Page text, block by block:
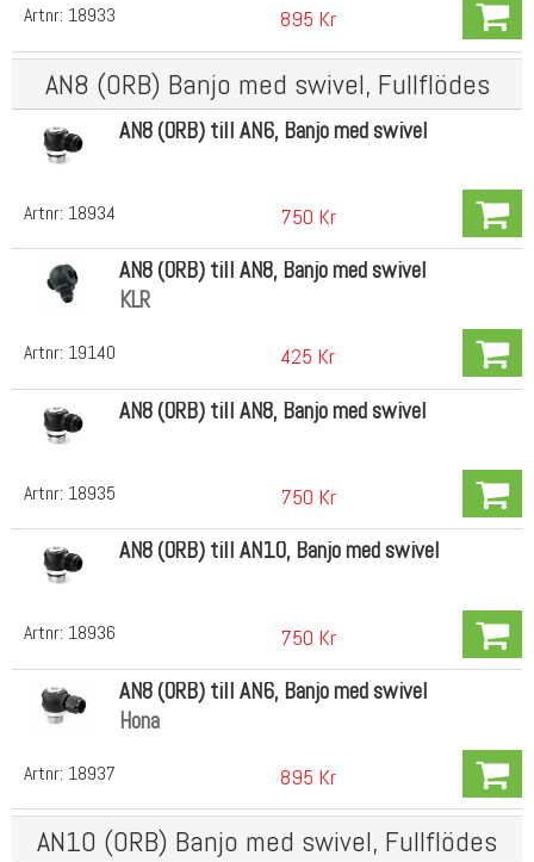
Artnr: 18933 895 Kr
AN8 (ORB) Banjo med swivel, Fullflödes
Artnr: 18934
AN8 (ORB) till AN6, Banjo med swivel
750 Kr
Artnr: 19140
AN8 (ORB) till AN8, Banjo med swivel
KLR
425 Kr
Artnr: 18935
AN8 (ORB) till AN8, Banjo med swivel
750 Kr
Artnr: 18936
AN8 (ORB) till AN10, Banjo med swivel
750 Kr
Artnr: 18937
AN8 (ORB) till AN6, Banjo med swivel
Hona
895 Kr
AN10 (ORB) Banjo med swivel, Fullflödes